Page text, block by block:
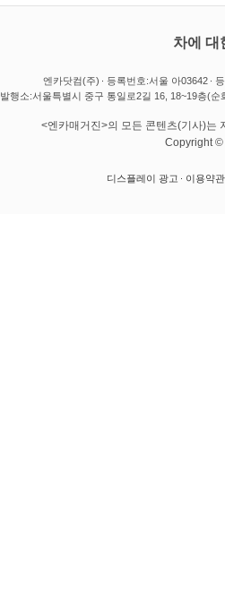
차에 대
엔카닷컴(주) 등록번호:서울 아03642
발행소:서울특별시 중구 통일로2길 16, 18~19층(순
<엔카매거진>의 모든 콘텐츠(기사)는
Copyright ©
디스플레이 광고 이용약관